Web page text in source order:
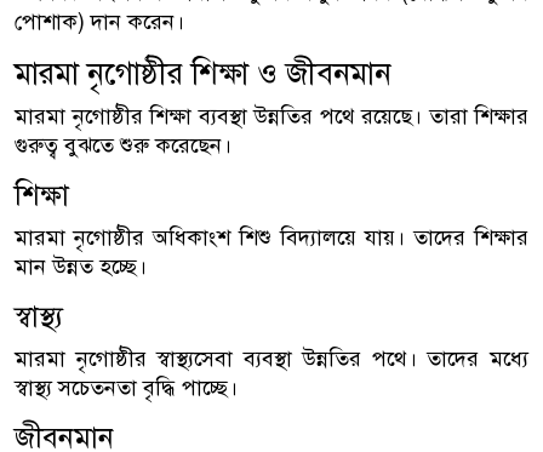
পোশাক) দান করেন।
মারমা নৃগোষ্ঠীর শিক্ষা ও জীবনমান
মারমা নৃগোষ্ঠীর শিক্ষা ব্যবস্থা উন্নতির পথে রয়েছে। তারা শিক্ষার
গুরুত্ব বুঝতে শুরু করেছেন।
শিক্ষা
মারমা নৃগোষ্ঠীর অধিকাংশ শিশু বিদ্যালয়ে যায়। তাদের শিক্ষার
মান উন্নত হচ্ছে।
স্বাস্থ্য
মারমা নৃগোষ্ঠীর স্বাস্থ্যসেবা ব্যবস্থা উন্নতির পথে। তাদের মধ্যে
স্বাস্থ্য সচেতনতা বৃদ্ধি পাচ্ছে।
জীবনমান